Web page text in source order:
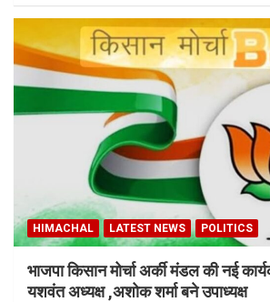
HIMACHAL LATEST NEWS POLITICS
भाजपा किसान मोर्चा अर्की मंडल की नई
यशवंत अध्यक्ष ,अशोक शर्मा बने उपाध्यक्ष